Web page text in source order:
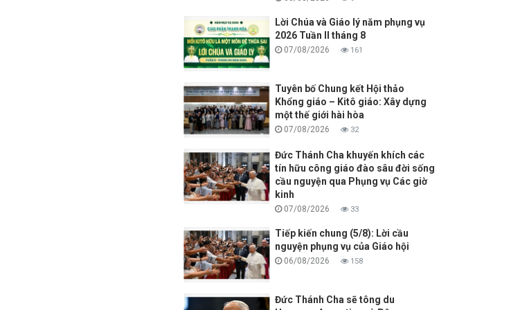
Lời Chúa và Giáo lý năm phụng vụ
2026 Tuần II tháng 8
07/08/2026 161
Tuyên bố Chung kết Hội thảo
Khổng giáo – Kitô giáo: Xây dựng
một thế giới hài hòa
07/08/2026 32
Đức Thánh Cha khuyến khích các
tín hữu công giáo đào sâu đời sống
cầu nguyện qua Phụng vụ Các giờ
kinh
07/08/2026 33
Tiếp kiến chung (5/8): Lời cầu
nguyện phụng vụ của Giáo hội
06/08/2026 158
Đức Thánh Cha sẽ tông du